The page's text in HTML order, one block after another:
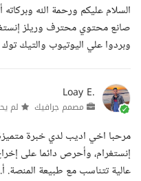
السلام عليكم ورحمة الله
صانع محتوي محترف وريلز
وبردوا علي اليوتيوب والتيك توك
Loay E.
مصمم جرافيك لم
مرحبا اخي اديب لدي خبرة
إنستغرام، وأحرص دائما على
عالية تتناسب مع طبيعة المنصة.